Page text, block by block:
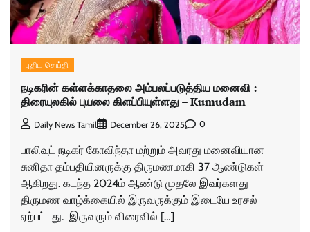
புதிய செய்தி
நடிகரின் கள்ளக்காதலை அம்பலப்படுத்திய மனைவி :
திரையுலகில் புயலை கிளப்பியுள்ளது – Kumudam
Daily News Tamil December 26, 2025 0
பாலிவுட் நடிகர் கோவிந்தா மற்றும் அவரது மனைவியான
சுனிதா தம்பதியினருக்கு திருமணமாகி 37 ஆண்டுகள்
ஆகிறது. கடந்த 2024ம் ஆண்டு முதலே இவர்களது
திருமண வாழ்க்கையில் இருவருக்கும் இடையே உரசல்
ஏற்பட்டது. இருவரும் விரைவில் […]